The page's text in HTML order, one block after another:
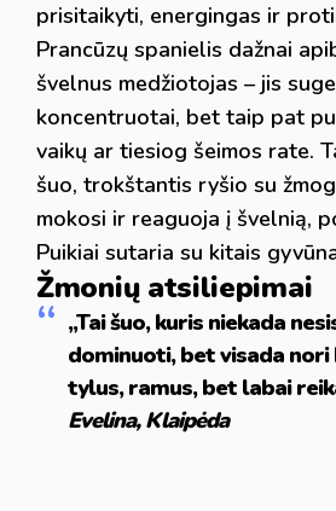
prisitaikyti, energingas ir
Prancūzų spanielis dažnai
švelnus medžiotojas – jis
koncentruotai, bet taip pat
vaikų ar tiesiog šeimos rate.
šuo, trokštantis ryšio su
mokosi ir reaguoja į švelnią,
Puikiai sutaria su kitais
Žmonių atsiliepimai
„Tai šuo, kuris niekada
dominuoti, bet visada nori
tylus, ramus, bet labai
Evelina, Klaipėda